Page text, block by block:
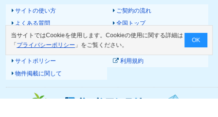
サイトの使い方
ご契約の流れ
よくある質問
全国トップ
サイトマップ
運営会社
お問い合わせ
個人情報の取扱いについて
サイトポリシー
利用規約
物件掲載に関して
当サイトではCookieを使用します。Cookieの使用に関する詳細は
「 プライバシーポリシー 」をご覧ください。
OK